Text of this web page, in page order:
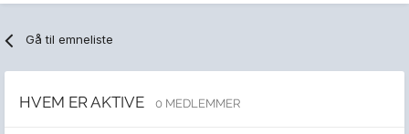
Gå til emneliste
HVEM ER AKTIVE 0 MEDLEMMER